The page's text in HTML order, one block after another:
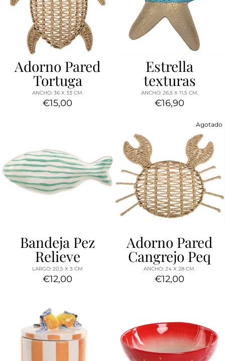
Adorno Pared
Tortuga
ANCHO: 36 X 33 CM.
€15,00
Estrella
texturas
ANCHO: 26,5 X 11,5 CM.
€16,90
Bandeja Pez
Relieve
LARGO: 20,5 X 3 CM
€12,00
Agotado
Adorno Pared
Cangrejo Peq
ANCHO: 24 X 28 CM.
€12,00